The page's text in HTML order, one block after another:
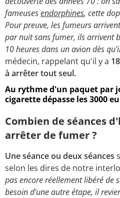
fameusesendorphines, cette
Pour preuve, les fumeurs
par nuit sans fumer, ils arrivent
10 heures dans un avion dès
médecin, rappelant qu'il y a
à arrêter tout seul.
Au rythme d'un paquet par
cigarette dépasse les 3000
Combien de séances
arrêter de fumer ?
Une séance ou deux séances
selon les dires de notre
pas encore réellement libéré de
besoin d'une autre étape, il